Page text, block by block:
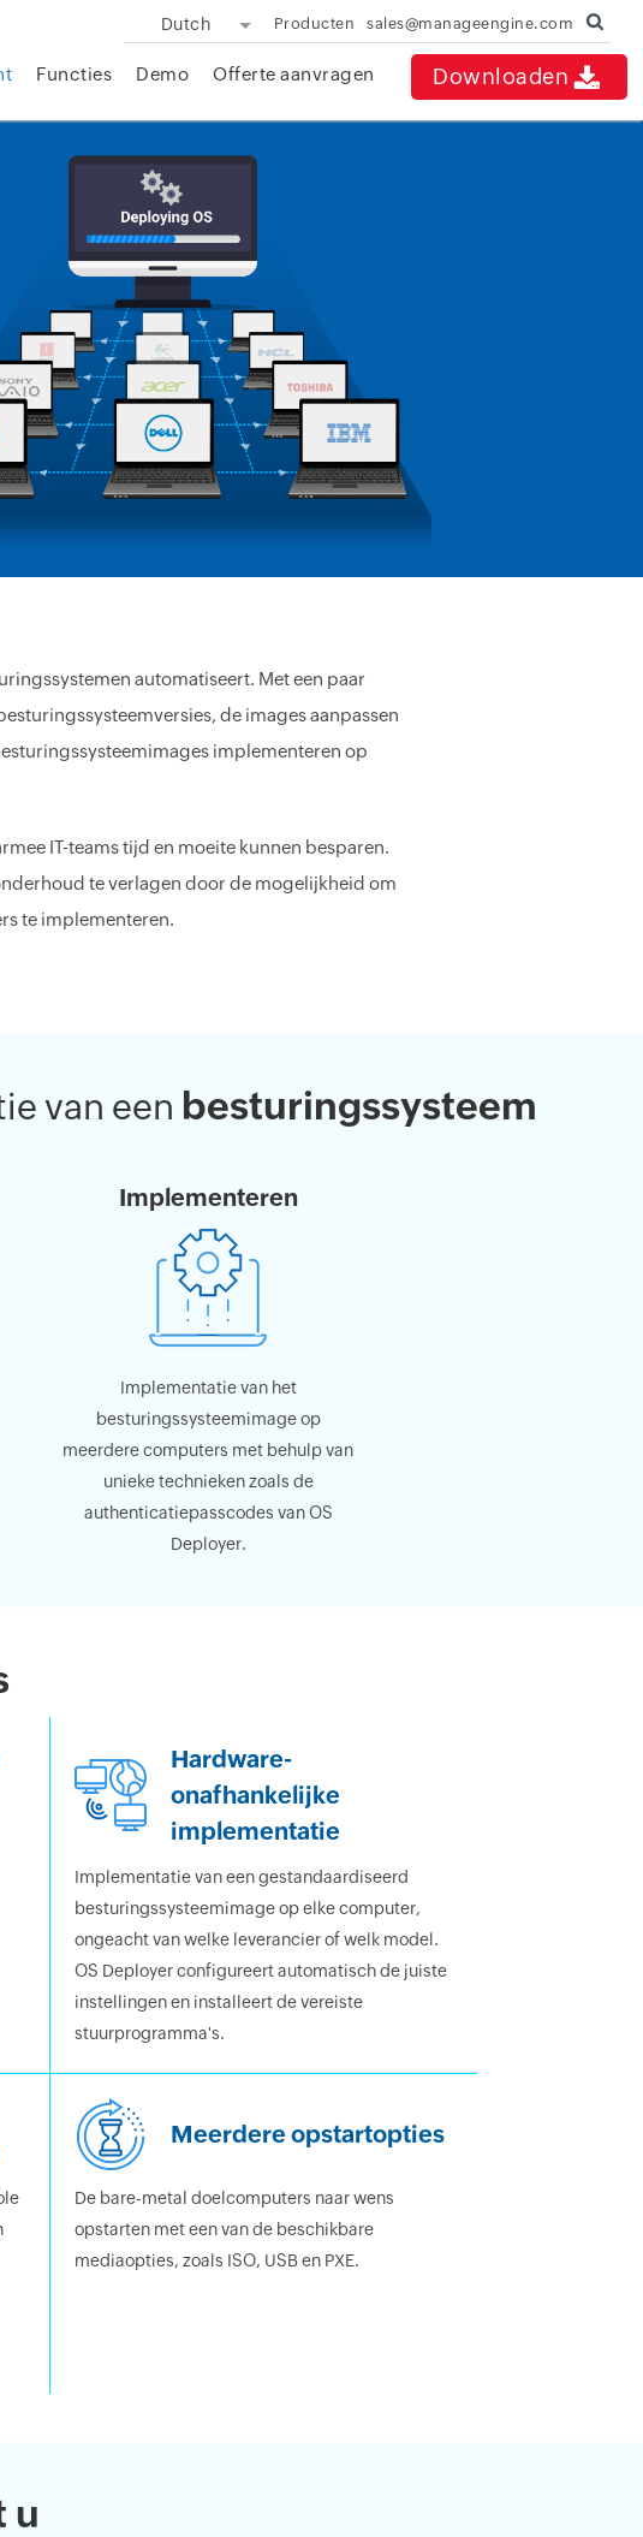
Dutch Producten sales@manageengine.com
Downloaden
Functies Demo Offerte aanvragen
automatiseert. Met een paar
de images aanpassen
implementeren op
IT-teams tijd en moeite kunnen besparen.
te verlagen door de mogelijkheid om
te implementeren.
van een besturingssysteem
Implementeren
Implementatie van het
besturingssysteemimage op
meerdere computers met behulp van
unieke technieken zoals de
authenticatiepasscodes van OS
Deployer.
Hardware-
onafhankelijke
implementatie
Implementatie van een gestandaardiseerd
besturingssysteemimage op elke computer,
ongeacht van welke leverancier of welk model.
OS Deployer configureert automatisch de juiste
instellingen en installeert de vereiste
stuurprogramma's.
Meerdere opstartopties
De bare-metal doelcomputers naar wens
opstarten met een van de beschikbare
mediaopties, zoals ISO, USB en PXE.
u